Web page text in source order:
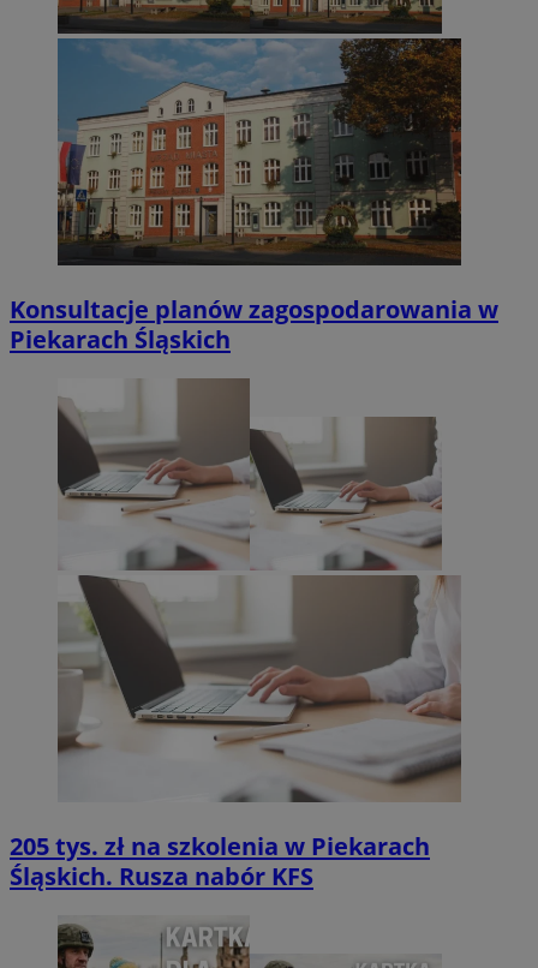
Konsultacje planów zagospodarowania w
Piekarach Śląskich
205 tys. zł na szkolenia w Piekarach
Śląskich. Rusza nabór KFS